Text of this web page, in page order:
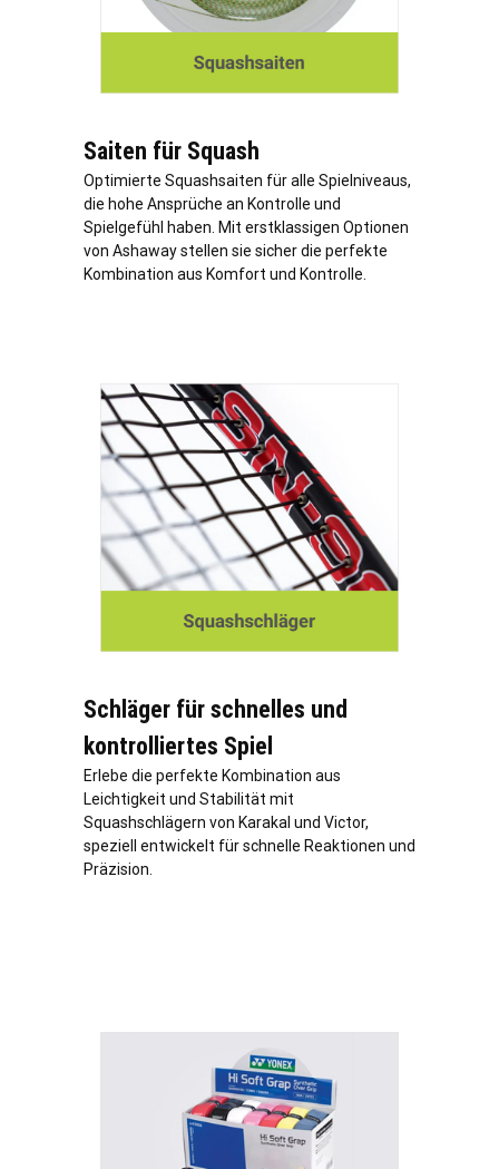
Saiten für Squash
Optimierte Squashsaiten für alle Spielniveaus,
die hohe Ansprüche an Kontrolle und
Spielgefühl haben. Mit erstklassigen Optionen
von Ashaway stellen sie sicher die perfekte
Kombination aus Komfort und Kontrolle.
Schläger für schnelles und
kontrolliertes Spiel
Erlebe die perfekte Kombination aus
Leichtigkeit und Stabilität mit
Squashschlägern von Karakal und Victor,
speziell entwickelt für schnelle Reaktionen und
Präzision.